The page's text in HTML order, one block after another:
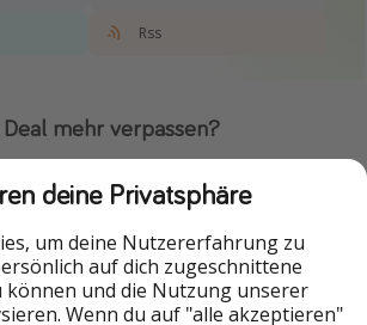
Rss
mehr verpassen?
App herunter.
Teil der HolidayPirates Group
deine Privatsphäre
um deine Nutzererfahrung zu
auf dich zugeschnittene
können und die Nutzung unserer
Wenn du auf "alle akzeptieren"